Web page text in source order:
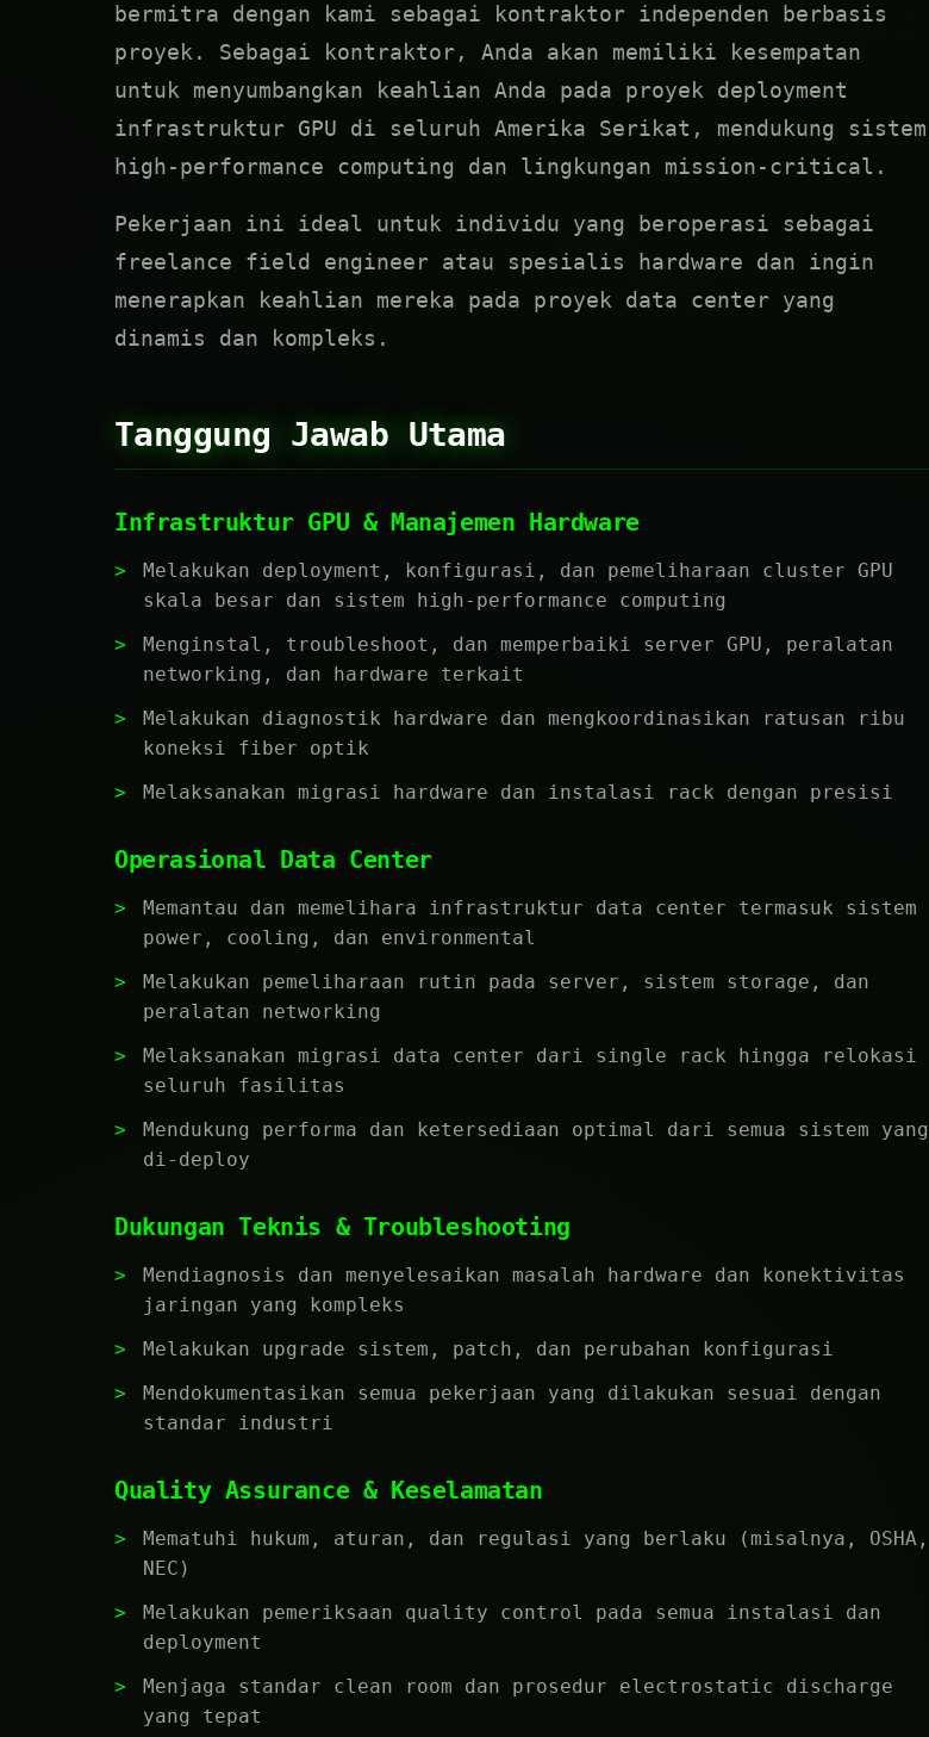
bermitra dengan kami sebagai kontraktor independen berbasis
proyek. Sebagai kontraktor, Anda akan memiliki kesempatan
untuk menyumbangkan keahlian Anda pada proyek deployment
infrastruktur GPU di seluruh Amerika Serikat, mendukung sistem
high-performance computing dan lingkungan mission-critical.
Pekerjaan ini ideal untuk individu yang beroperasi sebagai
freelance field engineer atau spesialis hardware dan ingin
menerapkan keahlian mereka pada proyek data center yang
dinamis dan kompleks.
Tanggung Jawab Utama
Infrastruktur GPU & Manajemen Hardware
Melakukan deployment, konfigurasi, dan pemeliharaan cluster GPU
skala besar dan sistem high-performance computing
Menginstal, troubleshoot, dan memperbaiki server GPU, peralatan
networking, dan hardware terkait
Melakukan diagnostik hardware dan mengkoordinasikan ratusan ribu
koneksi fiber optik
Melaksanakan migrasi hardware dan instalasi rack dengan presisi
Operasional Data Center
Memantau dan memelihara infrastruktur data center termasuk sistem
power, cooling, dan environmental
Melakukan pemeliharaan rutin pada server, sistem storage, dan
peralatan networking
Melaksanakan migrasi data center dari single rack hingga relokasi
seluruh fasilitas
Mendukung performa dan ketersediaan optimal dari semua sistem yang
di-deploy
Dukungan Teknis & Troubleshooting
Mendiagnosis dan menyelesaikan masalah hardware dan konektivitas
jaringan yang kompleks
Melakukan upgrade sistem, patch, dan perubahan konfigurasi
Mendokumentasikan semua pekerjaan yang dilakukan sesuai dengan
standar industri
Quality Assurance & Keselamatan
Mematuhi hukum, aturan, dan regulasi yang berlaku (misalnya, OSHA,
NEC)
Melakukan pemeriksaan quality control pada semua instalasi dan
deployment
Menjaga standar clean room dan prosedur electrostatic discharge
yang tepat